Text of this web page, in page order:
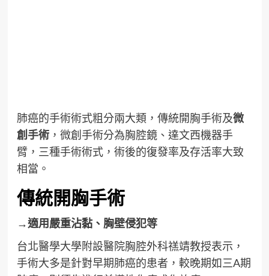
肺癌的手術術式粗分兩大類，傳統開胸手術及微
創手術，微創手術分為胸腔鏡、達文西機器手
臂，三種手術術式，術後的復發率及存活率大致
相當。
傳統開胸手術
→適用嚴重沾黏、胸壁侵犯等
台北醫學大學附設醫院胸腔外科禚靖教授表示，
手術大多是針對早期肺癌的患者，較晚期如三A期